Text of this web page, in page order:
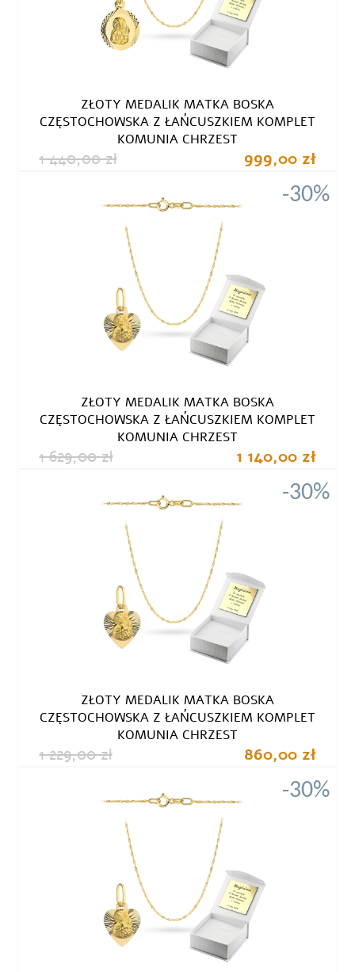
ZŁOTY MEDALIK MATKA BOSKA
CZĘSTOCHOWSKA Z ŁAŃCUSZKIEM KOMPLET
KOMUNIA CHRZEST
1 440,00 zł 999,00 zł
-30%
ZŁOTY MEDALIK MATKA BOSKA
CZĘSTOCHOWSKA Z ŁAŃCUSZKIEM KOMPLET
KOMUNIA CHRZEST
1 629,00 zł 1 140,00 zł
-30%
ZŁOTY MEDALIK MATKA BOSKA
CZĘSTOCHOWSKA Z ŁAŃCUSZKIEM KOMPLET
KOMUNIA CHRZEST
1 229,00 zł 860,00 zł
-30%